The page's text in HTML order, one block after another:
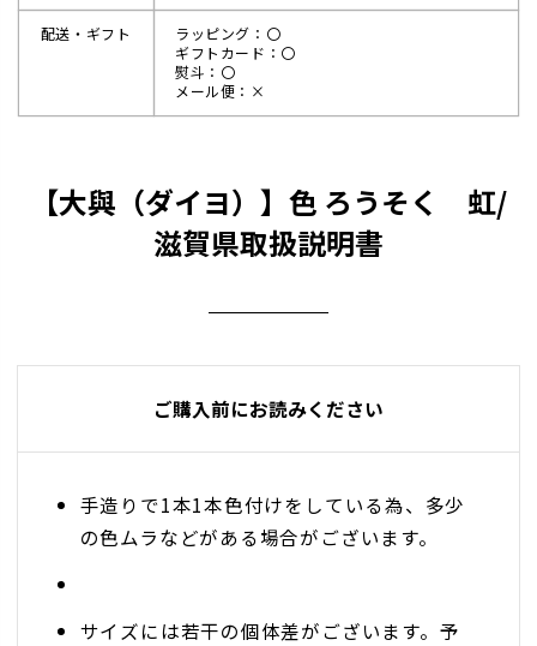
配送・ギフト
ラッピング：〇
ギフトカード：〇
熨斗：〇
メール便：×
【大與（ダイヨ）】色 ろうそく 虹/
滋賀県取扱説明書
ご購入前にお読みください
手造りで1本1本色付けをしている為、多少
の色ムラなどがある場合がございます。
サイズには若干の個体差がございます。予